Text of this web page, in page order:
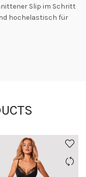
Slip im Schritt
hochelastisch für